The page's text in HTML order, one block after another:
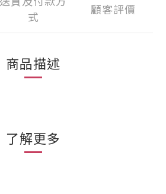
式
顧客評價
商品描述
了解更多